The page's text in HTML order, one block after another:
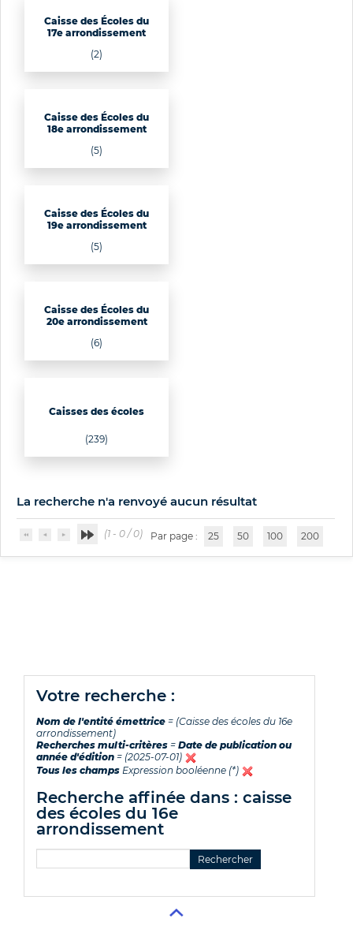
Caisse des Écoles du
17e arrondissement
(2)
Caisse des Écoles du
18e arrondissement
(5)
Caisse des Écoles du
19e arrondissement
(5)
Caisse des Écoles du
20e arrondissement
(6)
Caisses des écoles
(239)
La recherche n'a renvoyé aucun résultat
(1 - 0 / 0) Par page : 25 50 100 200
votre recherche :
Nom de l'entité émettrice = (Caisse des écoles du 16e
arrondissement)
Recherches multi-critères = Date de publication ou
année d'édition = (2025-07-01)
Tous les champs Expression booléenne (*)
recherche affinée dans : caisse
des écoles du 16e
arrondissement